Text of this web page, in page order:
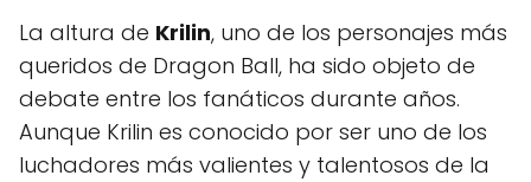
La altura de Krilin, uno de los personajes más
queridos de Dragon Ball, ha sido objeto de
debate entre los fanáticos durante años.
Aunque Krilin es conocido por ser uno de los
luchadores más valientes y talentosos de la